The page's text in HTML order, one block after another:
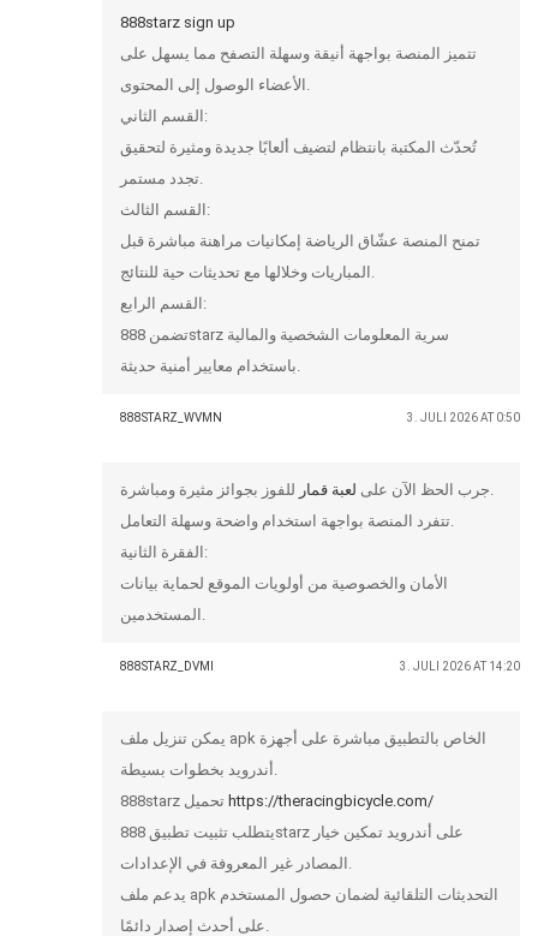
888starz sign up
تتميز المنصة بواجهة أنيقة وسهلة التصفح مما يسهل على
الأعضاء الوصول إلى المحتوى.
القسم الثاني:
تُحدّث المكتبة بانتظام لتضيف ألعابًا جديدة ومثيرة لتحقيق
تجدد مستمر.
القسم الثالث:
تمنح المنصة عشّاق الرياضة إمكانيات مراهنة مباشرة قبل
المباريات وخلالها مع تحديثات حية للنتائج.
القسم الرابع:
تضمن 888starz سرية المعلومات الشخصية والمالية
باستخدام معايير أمنية حديثة.
888STARZ_WVMN 3. JULI 2026 AT 0:50
جرب الحظ الآن على لعبة قمار
للفوز بجوائز مثيرة ومباشرة.
تتفرد المنصة بواجهة استخدام واضحة وسهلة التعامل.
الفقرة الثانية:
الأمان والخصوصية من أولويات الموقع لحماية بيانات
المستخدمين.
888STARZ_DVMI 3. JULI 2026 AT 14:20
يمكن تنزيل ملف apk الخاص بالتطبيق مباشرة على أجهزة
أندرويد بخطوات بسيطة.
https://theracingbicycle.com/
يتطلب تثبيت تطبيق 888starz على أندرويد تمكين خيار
المصادر غير المعروفة في الإعدادات.
يدعم ملف apk التحديثات التلقائية لضمان حصول المستخدم
على أحدث إصدار دائمًا.